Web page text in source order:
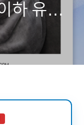
하 유아
나타나
상, 치료